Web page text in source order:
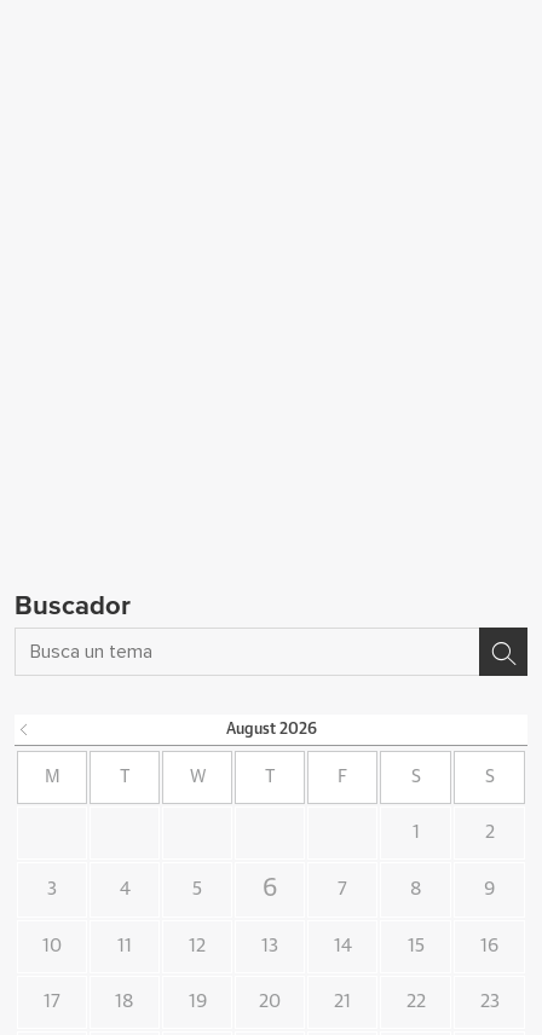
Buscador
August 2026
M W F S S
1 2
3 4 5 6 7 8 9
10 11 12 13 14 15 16
17 18 19 20 21 22 23